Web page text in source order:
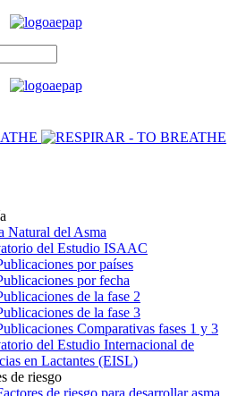
Natural del Asma
del Estudio ISAAC
por países
por fecha
de la fase 2
de la fase 3
Comparativas fases 1 y 3
del Estudio Internacional de
en Lactantes (EISL)
de riesgo
de riesgo para desarrollar asma